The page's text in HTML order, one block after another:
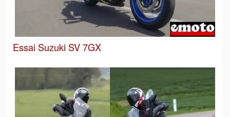
Essai Suzuki SV 7GX